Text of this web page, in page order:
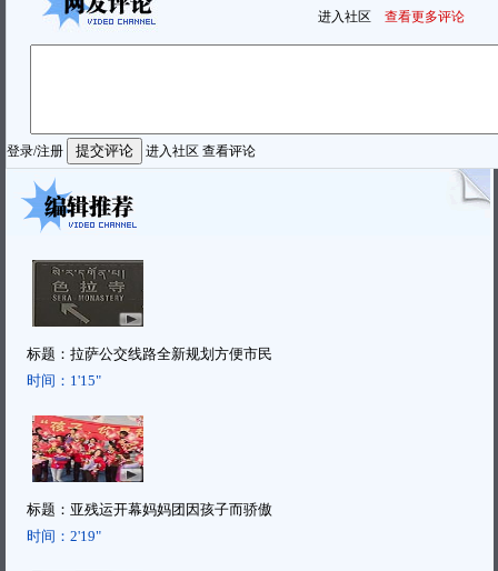
进入社区 查看更多评论
登录/注册 进入社区 查看评论
标题： 拉萨公交线路全新规划方便市民
时间： 1'15"
标题： 亚残运开幕妈妈团因孩子而骄傲
时间： 2'19"